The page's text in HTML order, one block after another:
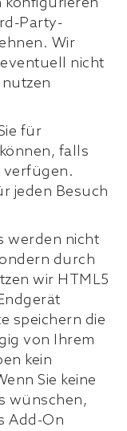
Party-
Wir
nicht
für
falls
verfügen.
jeden Besuch
werden nicht
durch
wir HTML5
speichern die
von Ihrem
kein
Sie keine
wünschen,
Add-On